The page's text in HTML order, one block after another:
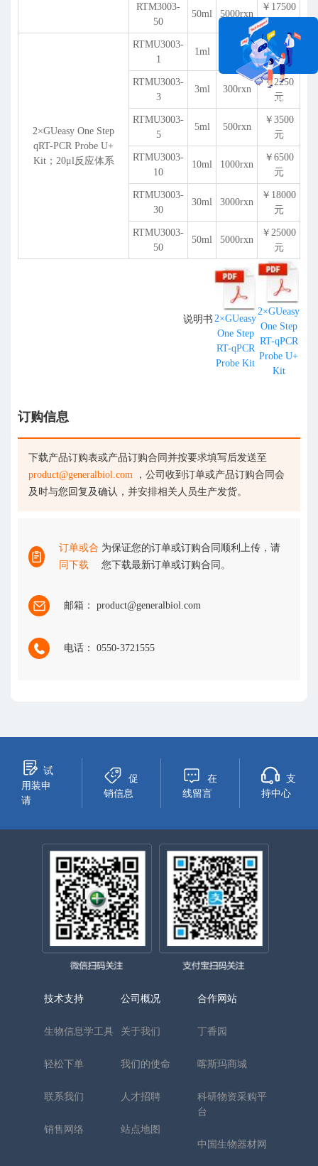
RTM3003-
50
50ml 5000rxn
￥17500
2×GUeasy One Step
qRT-PCR Probe U+
Kit；20μl反应体系
RTMU3003-
1
1ml 100rxn ￥800元
RTMU3003-
3
3ml 300rxn
￥2250
元
RTMU3003-
5
5ml 500rxn
￥3500
元
RTMU3003-
10
10ml 1000rxn
￥6500
元
RTMU3003-
30
30ml 3000rxn
￥18000
元
RTMU3003-
50
50ml 5000rxn
￥25000
元
说明书 2×GUeasy
One Step
RT-qPCR
Probe Kit
2×GUeasy
One Step
RT-qPCR
Probe U+
Kit
订购信息
下载产品订购表或产品订购合同并按要求填写后发送至
product@generalbiol.com ，公司收到订单或产品订购合同会
及时与您回复及确认，并安排相关人员生产发货。
订单或合
同下载
为保证您的订单或订购合同顺利上传，请
您下载最新订单或订购合同。
邮箱： product@generalbiol.com
电话： 0550-3721555
试
用装申
请
促
销信息
在
线留言
支
持中心
技术支持
生物信息学工具
轻松下单
联系我们
销售网络
公司概况
关于我们
我们的使命
人才招聘
站点地图
合作网站
丁香园
喀斯玛商城
科研物资采购平
台
中国生物器材网
在线咨询